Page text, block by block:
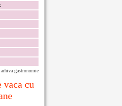
arhiva gastronomie
vaca cu